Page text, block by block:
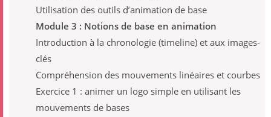
Utilisation des outils d’animation de base
Module 3 : Notions de base en animation
Introduction à la chronologie (timeline) et aux images-
clés
Compréhension des mouvements linéaires et courbes
Exercice 1 : animer un logo simple en utilisant les
mouvements de bases